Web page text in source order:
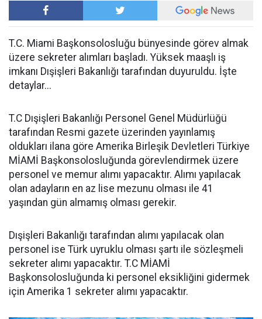
T.C. Miami Başkonsolosluğu bünyesinde görev almak
üzere sekreter alımları başladı. Yüksek maaşlı iş
imkanı Dışişleri Bakanlığı tarafından duyuruldu. İşte
detaylar...
T.C Dışişleri Bakanlığı Personel Genel Müdürlüğü
tarafından Resmi gazete üzerinden yayınlamış
oldukları ilana göre Amerika Birleşik Devletleri Türkiye
MİAMİ Başkonsolosluğunda görevlendirmek üzere
personel ve memur alımı yapacaktır. Alımı yapılacak
olan adayların en az lise mezunu olması ile 41
yaşından gün almamış olması gerekir.
Dışişleri Bakanlığı tarafından alımı yapılacak olan
personel ise Türk uyruklu olması şartı ile sözleşmeli
sekreter alımı yapacaktır. T.C MİAMİ
Başkonsolosluğunda ki personel eksikliğini gidermek
için Amerika 1 sekreter alımı yapacaktır.